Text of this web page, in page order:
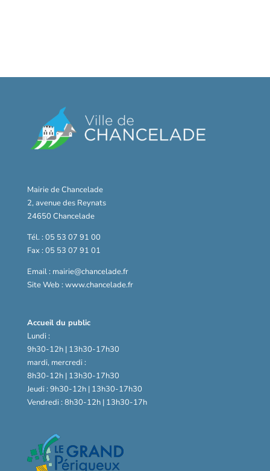
Mairie de Chancelade
2, avenue des Reynats
24650 Chancelade
Tél. : 05 53 07 91 00
Fax : 05 53 07 91 01
Email : mairie@chancelade.fr
Site Web : www.chancelade.fr
Accueil du public
Lundi :
9h30-12h | 13h30-17h30
mardi, mercredi :
8h30-12h | 13h30-17h30
Jeudi : 9h30-12h | 13h30-17h30
Vendredi : 8h30-12h | 13h30-17h